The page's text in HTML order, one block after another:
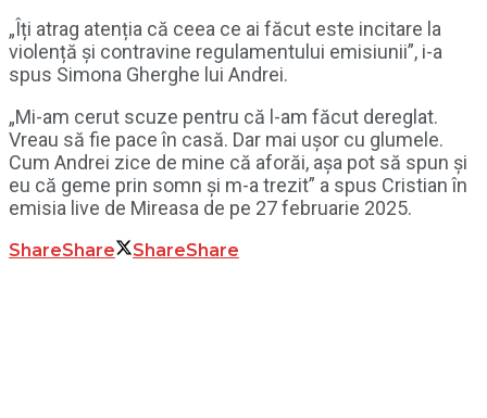
„Îți atrag atenția că ceea ce ai făcut este incitare la
violență și contravine regulamentului emisiunii”, i-a
spus Simona Gherghe lui Andrei.
„Mi-am cerut scuze pentru că l-am făcut dereglat.
Vreau să fie pace în casă. Dar mai ușor cu glumele.
Cum Andrei zice de mine că aforăi, așa pot să spun și
eu că geme prin somn și m-a trezit” a spus Cristian în
emisia live de Mireasa de pe 27 februarie 2025.
ShareShare ShareShare